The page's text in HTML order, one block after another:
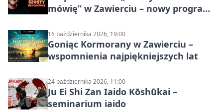
mówię” w Zawierciu – nowy program
16 października 2026, 19:00
Goniąc Kormorany w Zawierciu –
wspomnienia najpiękniejszych lat
24 października 2026, 11:00
Ju Ei Shi Zan Iaido Kōshūkai –
seminarium iaido